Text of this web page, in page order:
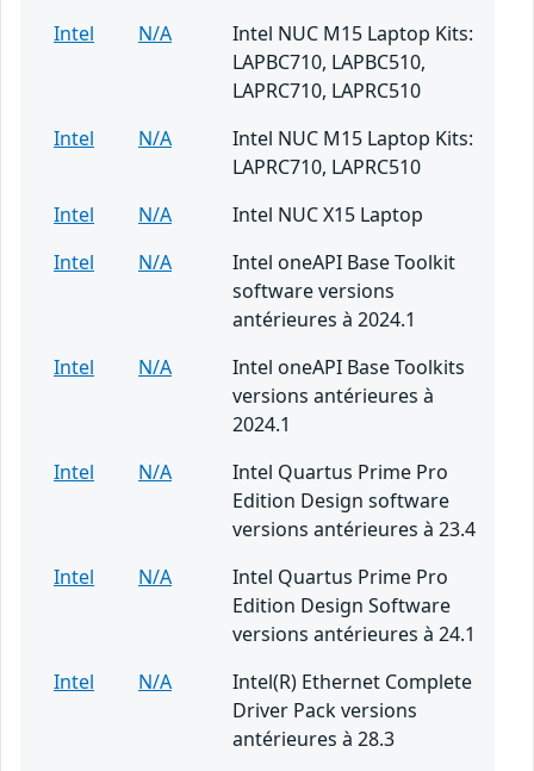
Intel
N/A
Intel NUC M15 Laptop Kits:
LAPBC710, LAPBC510,
LAPRC710, LAPRC510
Intel
N/A
Intel NUC M15 Laptop Kits:
LAPRC710, LAPRC510
Intel
N/A
Intel NUC X15 Laptop
Intel
N/A
Intel oneAPI Base Toolkit
software versions
antérieures à 2024.1
Intel
N/A
Intel oneAPI Base Toolkits
versions antérieures à
2024.1
Intel
N/A
Intel Quartus Prime Pro
Edition Design software
versions antérieures à 23.4
Intel
N/A
Intel Quartus Prime Pro
Edition Design Software
versions antérieures à 24.1
Intel
N/A
Intel(R) Ethernet Complete
Driver Pack versions
antérieures à 28.3